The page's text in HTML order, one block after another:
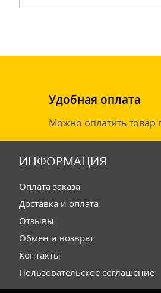
Удобная оплата
Можно оплатить товар
ИНФОРМАЦИЯ
Оплата заказа
Доставка и оплата
Отзывы
Обмен и возврат
Контакты
Пользовательское соглашение